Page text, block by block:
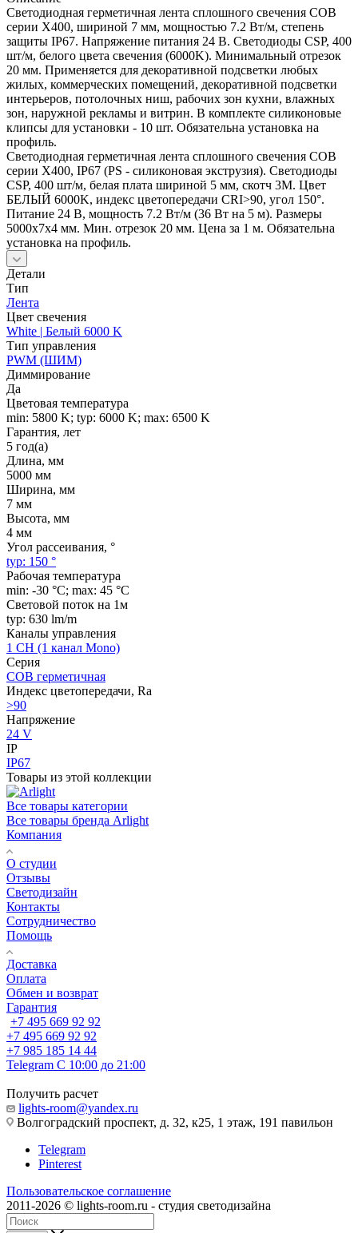
Светодиодная герметичная лента сплошного свечения COB
серии X400, шириной 7 мм, мощностью 7.2 Вт/м, степень
защиты IP67. Напряжение питания 24 В. Светодиоды CSP, 400
шт/м, белого цвета свечения (6000K). Минимальный отрезок
20 мм. Применяется для декоративной подсветки любых
жилых, коммерческих помещений, декоративной подсветки
интерьеров, потолочных ниш, рабочих зон кухни, влажных
зон, наружной рекламы и витрин. В комплекте силиконовые
клипсы для установки - 10 шт. Обязательна установка на
профиль.
Светодиодная герметичная лента сплошного свечения COB
серии X400, IP67 (PS - силиконовая экструзия). Светодиоды
CSP, 400 шт/м, белая плата шириной 5 мм, скотч 3M. Цвет
БЕЛЫЙ 6000K, индекс цветопередачи CRI>90, угол 150°.
Питание 24 В, мощность 7.2 Вт/м (36 Вт на 5 м). Размеры
5000х7х4 мм. Мин. отрезок 20 мм. Цена за 1 м. Обязательна
установка на профиль.
Детали
Тип
Лента
Цвет свечения
White | Белый 6000 K
Тип управления
PWM (ШИМ)
Диммирование
Да
Цветовая температура
min: 5800 K; typ: 6000 K; max: 6500 K
Гарантия, лет
5 год(а)
Длина, мм
5000 мм
Ширина, мм
7 мм
Высота, мм
4 мм
Угол рассеивания, °
typ: 150 °
Рабочая температура
min: -30 °C; max: 45 °C
Световой поток на 1м
typ: 630 lm/m
Каналы управления
1 CH (1 канал Mono)
Серия
COB герметичная
Индекс цветопередачи, Ra
>90
Напряжение
24 V
IP
IP67
Товары из этой коллекции
Все товары категории
Все товары бренда Arlight
Компания
О студии
Отзывы
Светодизайн
Контакты
Сотрудничество
Помощь
Доставка
Оплата
Обмен и возврат
Гарантия
+7 495 669 92 92
+7 495 669 92 92
+7 985 185 14 44
Telegram С 10:00 до 21:00
Получить расчет
lights-room@yandex.ru
Волгоградский проспект, д. 32, к25, 1 этаж, 191 павильон
Telegram
Pinterest
Пользовательское соглашение
2011-2026 © lights-room.ru - студия светодизайна